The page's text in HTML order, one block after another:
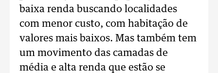
baixa renda buscando localidades
com menor custo, com habitação de
valores mais baixos. Mas também tem
um movimento das camadas de
média e alta renda que estão se